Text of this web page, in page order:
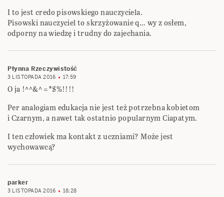
I to jest credo pisowskiego nauczyciela.
Pisowski nauczyciel to skrzyżowanie q… wy z osłem,
odporny na wiedzę i trudny do zajechania.
Płynna Rzeczywistość
3 LISTOPADA 2016 17:59
O ja !^^&^ =*$%!!!!
Per analogiam edukacja nie jest też potrzebna kobietom
i Czarnym, a nawet tak ostatnio popularnym Ciapatym.
I ten człowiek ma kontakt z uczniami? Może jest
wychowawcą?
parker
3 LISTOPADA 2016 18:28